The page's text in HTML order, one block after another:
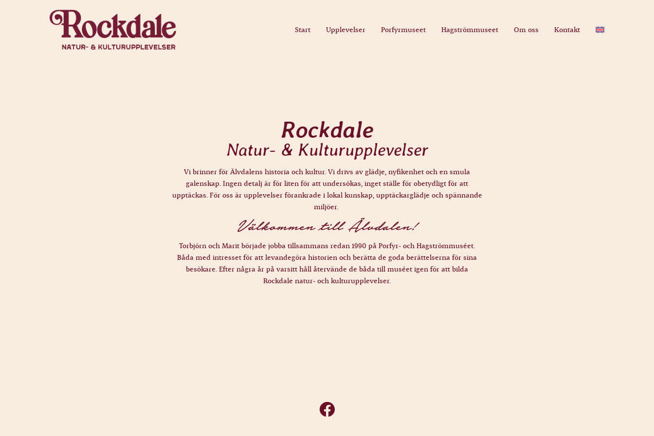
Start Upplevelser Porfyrmuseet Hagströmmuseet Om oss Kontakt
Rockdale
Natur- & Kulturupplevelser
Vi brinner för Älvdalens historia och kultur. Vi drivs av glädje, nyfikenhet och en smula
galenskap. Ingen detalj är för liten för att undersökas, inget ställe för obetydligt för att
upptäckas. För oss är upplevelser förankrade i lokal kunskap, upptäckarglädje och spännande
miljöer.
Välkommen till Älvdalen!
Torbjörn och Marit började jobba tillsammans redan 1990 på Porfyr- och Hagströmmuséet.
Båda med intresset för att levandegöra historien och berätta de goda berättelserna för sina
besökare. Efter några år på varsitt håll återvände de båda till muséet igen för att bilda
Rockdale natur- och kulturupplevelser.